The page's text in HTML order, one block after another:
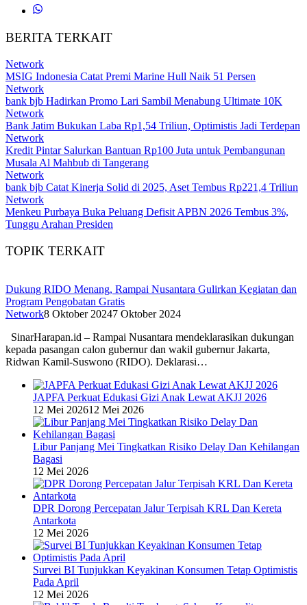
BERITA TERKAIT
Network
MSIG Indonesia Catat Premi Marine Hull Naik 51 Persen
Network
bank bjb Hadirkan Promo Lari Sambil Menabung Ultimate 10K
Network
Bank Jatim Bukukan Laba Rp1,54 Triliun, Optimistis Jadi Terdepan
Network
Kredit Pintar Salurkan Bantuan Rp100 Juta untuk Pembangunan
Musala Al Mahbub di Tangerang
Network
bank bjb Catat Kinerja Solid di 2025, Aset Tembus Rp221,4 Triliun
Network
Menkeu Purbaya Buka Peluang Defisit APBN 2026 Tembus 3%,
Tunggu Arahan Presiden
TOPIK TERKAIT
Dukung RIDO Menang, Rampai Nusantara Gulirkan Kegiatan dan
Program Pengobatan Gratis
Network8 Oktober 20247 Oktober 2024
SinarHarapan.id – Rampai Nusantara mendeklarasikan dukungan
kepada pasangan calon gubernur dan wakil gubernur Jakarta,
Ridwan Kamil-Suswono (RIDO). Deklarasi…
JAPFA Perkuat Edukasi Gizi Anak Lewat AKJJ 2026
12 Mei 202612 Mei 2026
Libur Panjang Mei Tingkatkan Risiko Delay Dan Kehilangan
Bagasi
12 Mei 2026
DPR Dorong Percepatan Jalur Terpisah KRL Dan Kereta
Antarkota
12 Mei 2026
Survei BI Tunjukkan Keyakinan Konsumen Tetap Optimistis
Pada April
12 Mei 2026